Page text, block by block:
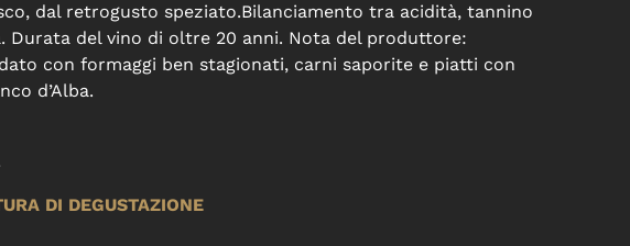
dal retrogusto speziato.Bilanciamento tra acidità, tannino
Durata del vino di oltre 20 anni. Nota del produttore:
con formaggi ben stagionati, carni saporite e piatti con
d’Alba.
DI DEGUSTAZIONE